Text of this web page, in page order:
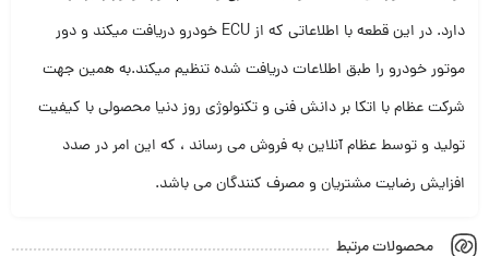
دارد. در این قطعه با اطلاعاتی که از ECU خودرو دریافت میکند و دور
موتور خودرو را طبق اطلاعات دریافت شده تنظیم میکند.به همین جهت
شرکت عظام با اتکا بر دانش فنی و تکنولوژی روز دنیا محصولی با کیفیت
تولید و توسط عظام آنلاین به فروش می رساند ، که این امر در صدد
افزایش رضایت مشتریان و مصرف کنندگان می باشد.
محصولات مرتبط